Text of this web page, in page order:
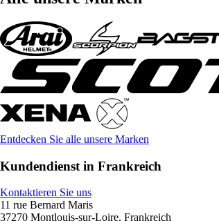
Entdecken Sie alle unsere Marken
Kundendienst in Frankreich
Kontaktieren Sie uns
11 rue Bernard Maris
37270 Montlouis-sur-Loire, Frankreich